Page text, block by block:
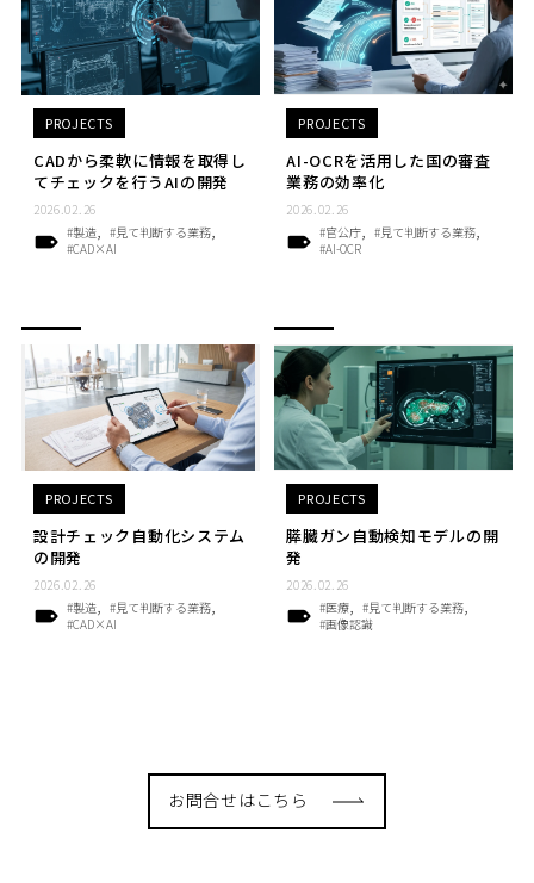
PROJECTS
CADから柔軟に情報を取得し
てチェックを行うAIの開発
2026.02.26
#製造
#見て判断する業務
#CAD×AI
PROJECTS
AI-OCRを活用した国の審査
業務の効率化
2026.02.26
#官公庁
#見て判断する業務
#AI-OCR
PROJECTS
設計チェック自動化システム
の開発
2026.02.26
#製造
#見て判断する業務
#CAD×AI
PROJECTS
膵臓ガン自動検知モデルの開
発
2026.02.26
#医療
#見て判断する業務
#画像認識
お問合せはこちら